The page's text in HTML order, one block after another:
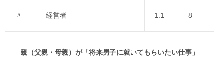
〃 経営者 1.1 8
親（父親・母親）が「将来男子に就いてもらいたい仕事」